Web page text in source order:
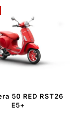
50 RED RST26
E5+